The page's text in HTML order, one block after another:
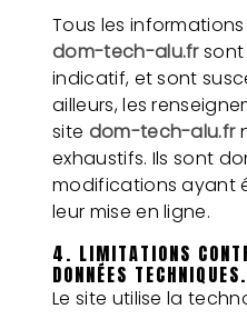
Tous les
dom-tech-alu.frsont
indicatif, et sont
ailleurs, les
site dom-tech-alu.fr
exhaustifs. Ils sont
modifications ayant
leur mise en ligne.
4. LIMITATIONS
DONNÉES TECHNIQUES.
Le site utilise la